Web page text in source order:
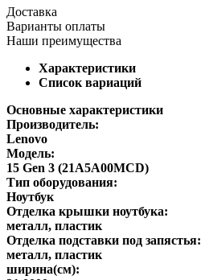
Доставка
Варианты оплаты
Наши преимущества
Характеристики
Список вариаций
Основные характеристики
Производитель:
Lenovo
Модель:
15 Gen 3 (21A5A00MCD)
Тип оборудования:
Ноутбук
Отделка крышки ноутбука:
металл, пластик
Отделка подставки под запястья:
металл, пластик
ширина(см):